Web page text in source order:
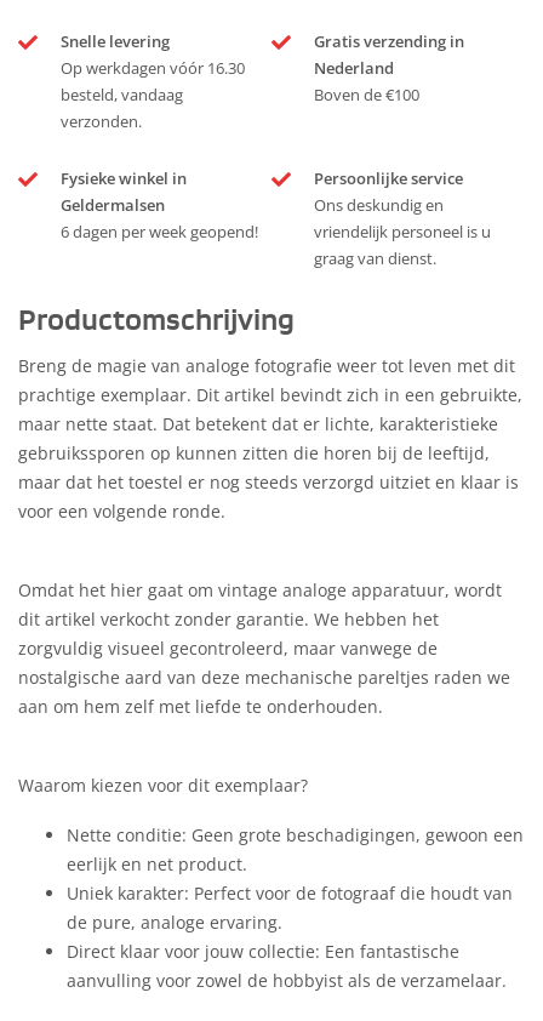
Snelle levering
Op werkdagen vóór 16.30
besteld, vandaag
verzonden.
Gratis verzending in
Nederland
Boven de €100
Fysieke winkel in
Geldermalsen
6 dagen per week geopend!
Persoonlijke service
Ons deskundig en
vriendelijk personeel is u
graag van dienst.
Productomschrijving
Breng de magie van analoge fotografie weer tot leven met dit
prachtige exemplaar. Dit artikel bevindt zich in een gebruikte,
maar nette staat. Dat betekent dat er lichte, karakteristieke
gebruikssporen op kunnen zitten die horen bij de leeftijd,
maar dat het toestel er nog steeds verzorgd uitziet en klaar is
voor een volgende ronde.
Omdat het hier gaat om vintage analoge apparatuur, wordt
dit artikel verkocht zonder garantie. We hebben het
zorgvuldig visueel gecontroleerd, maar vanwege de
nostalgische aard van deze mechanische pareltjes raden we
aan om hem zelf met liefde te onderhouden.
Waarom kiezen voor dit exemplaar?
Nette conditie: Geen grote beschadigingen, gewoon een
eerlijk en net product.
Uniek karakter: Perfect voor de fotograaf die houdt van
de pure, analoge ervaring.
Direct klaar voor jouw collectie: Een fantastische
aanvulling voor zowel de hobbyist als de verzamelaar.